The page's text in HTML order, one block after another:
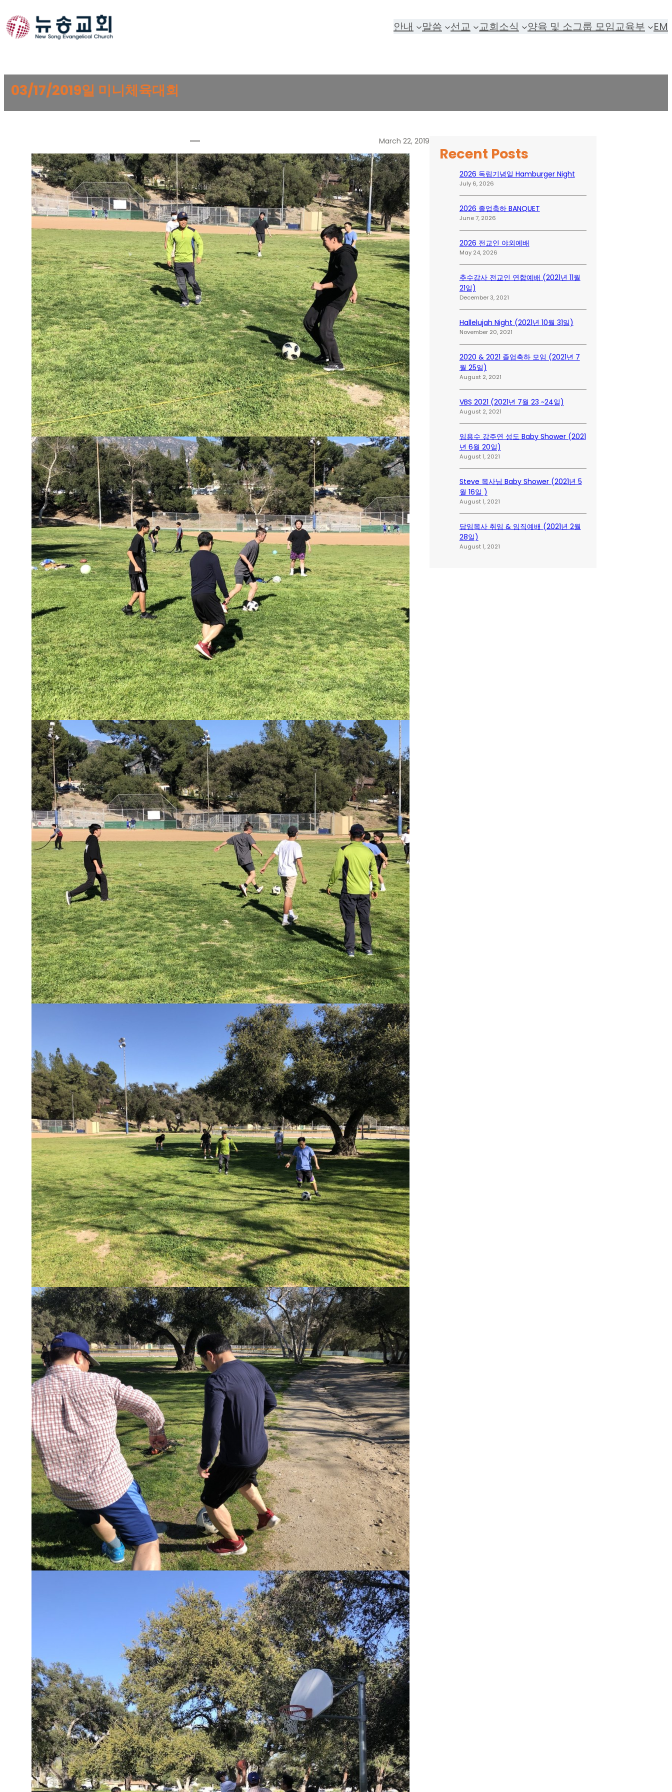
to
content
안내 말씀 선교 교회소식 양육 및 소그룹 모임교육부 EM
03/17/2019일 미니체육대회
March 22, 2019
Recent Posts
2026 독립기념일 Hamburger Night
July 6, 2026
2026 졸업축하 BANQUET
June 7, 2026
2026 전교인 야외예배
May 24, 2026
추수감사 전교인 연합예배 (2021년 11월
21일)
December 3, 2021
Hallelujah Night (2021년 10월 31일)
November 20, 2021
2020 & 2021 졸업축하 모임 (2021년 7
월 25일)
August 2, 2021
VBS 2021 (2021년 7월 23 ~24일)
August 2, 2021
임용수 강주연 성도 Baby Shower (2021
년 6월 20일)
August 1, 2021
Steve 목사님 Baby Shower (2021년 5
월 16일 )
August 1, 2021
담임목사 취임 & 임직예배 (2021년 2월
28일)
August 1, 2021